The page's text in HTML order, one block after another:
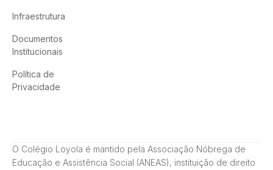
Infraestrutura
Documentos
Institucionais
Política de
Privacidade
O Colégio Loyola é mantido pela Associação Nóbrega de
Educação e Assistência Social (ANEAS), instituição de direito